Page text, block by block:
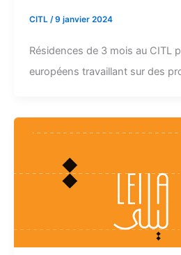
CITL /9 janvier 2024
Résidences de 3 mois au CITL
européens travaillant sur des